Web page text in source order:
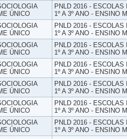
ÚNICO
PNLD 2016 -
1º A 3º ANO - ENSINO
ÚNICO
PNLD 2016 -
1º A 3º ANO - ENSINO
ÚNICO
PNLD 2016 -
1º A 3º ANO - ENSINO
ÚNICO
PNLD 2016 -
1º A 3º ANO - ENSINO
ÚNICO
PNLD 2016 -
1º A 3º ANO - ENSINO
ÚNICO
PNLD 2016 -
1º A 3º ANO - ENSINO
ÚNICO
PNLD 2016 -
1º A 3º ANO - ENSINO